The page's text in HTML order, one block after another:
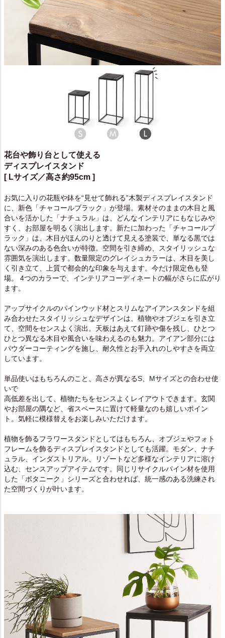
花台や飾り台として使える
ディスプレイスタンド
[ Lサイズ／高さ約95cm ]
お気に入りの花瓶や鉢を“見せて飾れる”木製ディスプレイスタンド
に、新色「チャコールブラック」が登場。素材そのままの木目と風
合いを活かした「ナチュラル」は、どんなインテリアにもなじみや
すく、お部屋を明るく演出します。新たに加わった「チャコールブ
ラック」は、木目がほんのりと透けて見える塗装で、単なる黒では
ない深みのある色合いが特徴。空間を引き締め、スタイリッシュな
雰囲気を演出します。数量限定のグレイシュカラーは、木目を美し
く引き立て、上質で都会的な印象を与えます。今だけ限定色も登
場。 4つのカラーで、インテリアコーディネートの幅がさらに広がり
ます。
アップサイクルのパインウッド材とスリムなアイアンスタンドを組
み合わせたスタイリッシュなデザインは、植物やオブジェを引き立
て、空間をセンスよく演出。天板はあえて釘跡や傷を残し、ひとつ
ひとつ異なる木目や風合いを味わえるのも魅力。アイアン部分には
パウダーコーティングを施し、耐久性とお手入れのしやすさ を両立
しています。
単品使いはもちろんのこと、高さが異なるS、 Mサイズとの合わせ使
いで
高低差を出して、植物たちをセンスよくレイアウトできます。玄関
やお部屋の隅など、省スペースに置けて軽量なのも嬉しいポイン
ト。気軽に模様替えをお楽しみいただけます。
植物を飾るフラワースタンドとしてはもちろん、オブジェやフォト
フレームを飾るディスプレイスタンドとしても活躍。モダン、ナチ
ュラル、インダストリアル、リゾートなど多様なインテリアに溶け
込む、センスアップアイテムです。同じリサイクルパイン材を使用
した「ボタニーク」シリーズと合わせれば、統一感のある洗練され
た空間づくりが叶います。